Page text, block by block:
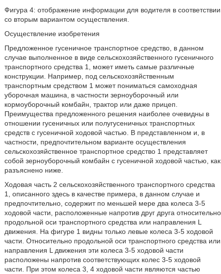
Фигура 4: отображение информации для водителя в соответствии
со вторым вариантом осуществления.
Осуществление изобретения
Предложенное гусеничное транспортное средство, в данном
случае выполненное в виде сельскохозяйственного гусеничного
транспортного средства 1, может иметь самые различные
конструкции. Например, под сельскохозяйственным
транспортным средством 1 может пониматься самоходная
уборочная машина, в частности зерноуборочный или
кормоуборочный комбайн, трактор или даже прицеп.
Преимущества предложенного решения наиболее очевидны в
отношении гусеничных или полугусеничных транспортных
средств с гусеничной ходовой частью. В представленном и, в
частности, предпочтительном варианте осуществления
сельскохозяйственное транспортное средство 1 представляет
собой зерноуборочный комбайн с гусеничной ходовой частью, как
разъяснено ниже.
Ходовая часть 2 сельскохозяйственного транспортного средства
1, описанного здесь в качестве примера, в данном случае и
предпочтительно, содержит по меньшей мере два колеса 3-5
ходовой части, расположенные напротив друг друга относительно
продольной оси транспортного средства или направления L
движения. На фигуре 1 видны только левые колеса 3-5 ходовой
части. Относительно продольной оси транспортного средства или
направления L движения эти колеса 3-5 ходовой части
расположены напротив соответствующих колес 3-5 ходовой
части. При этом колеса 3, 4 ходовой части являются частью